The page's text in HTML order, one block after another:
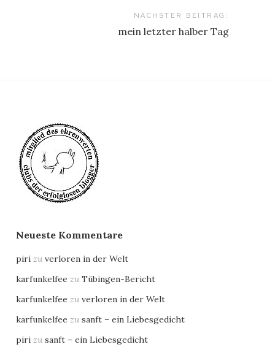
NÄCHSTER BEITRAG:
mein letzter halber Tag
Neueste Kommentare
piri zuverloren in der Welt
karfunkelfee zuTübingen-Bericht
karfunkelfee zuverloren in der Welt
karfunkelfee zusanft – ein Liebesgedicht
piri zusanft – ein Liebesgedicht